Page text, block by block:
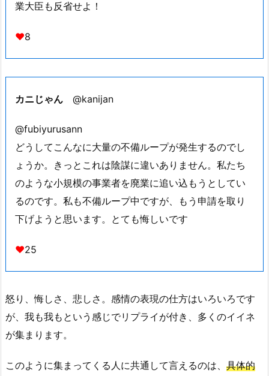
業大臣も反省せよ！
♥8
カニじゃん @kanijan
@fubiyurusann
どうしてこんなに大量の不備ループが発生するのでし
ょうか。きっとこれは陰謀に違いありません。私たち
のような小規模の事業者を廃業に追い込もうとしてい
るのです。私も不備ループ中ですが、もう申請を取り
下げようと思います。とても悔しいです
♥25
怒り、悔しさ、悲しさ。感情の表現の仕方はいろいろです
が、我も我もという感じでリプライが付き、多くのイイネ
が集まります。
このように集まってくる人に共通して言えるのは、 具体的